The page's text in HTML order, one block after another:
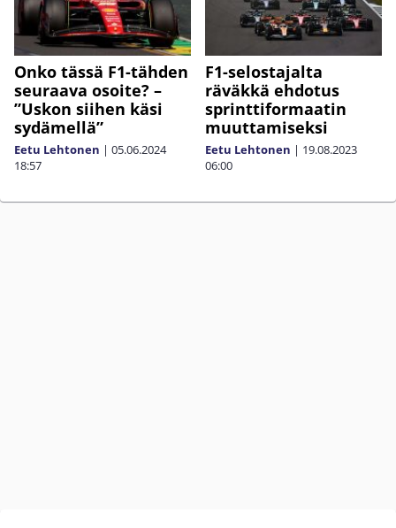
Onko tässä F1-tähden
seuraava osoite? –
”Uskon siihen käsi
sydämellä”
Eetu Lehtonen | 05.06.2024
18:57
F1-selostajalta
räväkkä ehdotus
sprinttiformaatin
muuttamiseksi
Eetu Lehtonen | 19.08.2023
06:00